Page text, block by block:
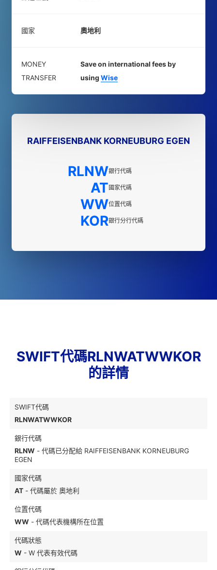
國家 奧地利
MONEY
TRANSFER
Save on international fees by
using Wise
RAIFFEISENBANK KORNEUBURG EGEN
RLNW銀行代碼
AT國家代碼
WW位置代碼
KOR銀行分行代碼
SWIFT代碼RLNWATWWKOR
的詳情
SWIFT代碼
RLNWATWWKOR
銀行代碼
RLNW - 代碼已分配給 RAIFFEISENBANK KORNEUBURG
EGEN
國家代碼
AT - 代碼屬於 奧地利
位置代碼
WW - 代碼代表機構所在位置
代碼狀態
W - W 代表有效代碼